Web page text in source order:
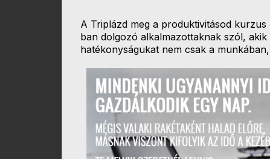
A Triplázd meg a produktivitásod
ban dolgozó alkalmazottaknak szól,
hatékonyságukat nem csak a